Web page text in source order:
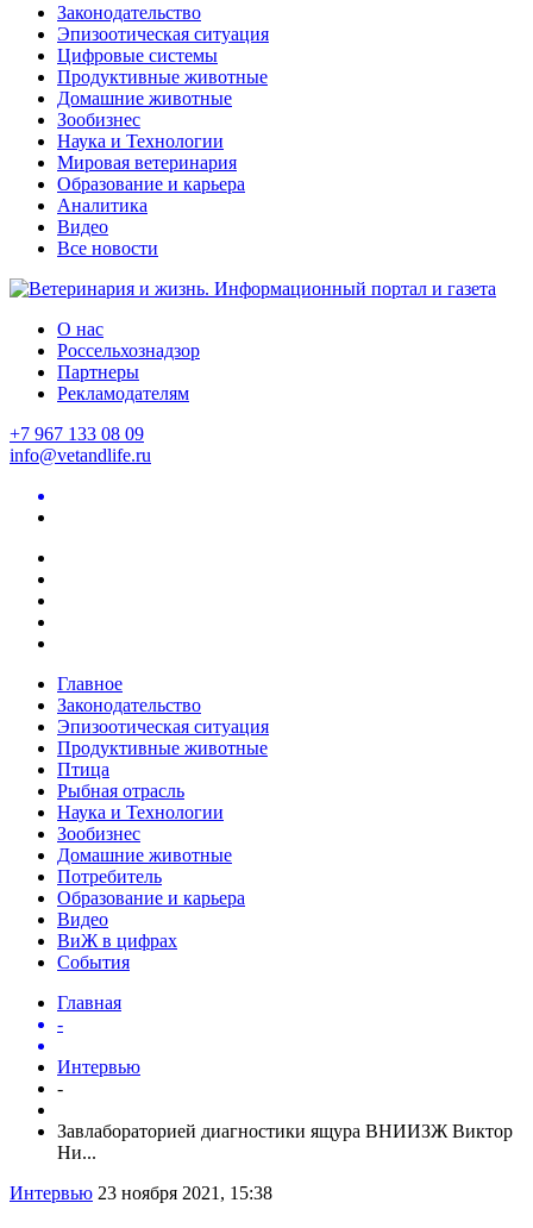
Законодательство
Эпизоотическая ситуация
Цифровые системы
Продуктивные животные
Домашние животные
Зообизнес
Наука и Технологии
Мировая ветеринария
Образование и карьера
Аналитика
Видео
Все новости
О нас
Россельхознадзор
Партнеры
Рекламодателям
+7 967 133 08 09
info@vetandlife.ru
Главное
Законодательство
Эпизоотическая ситуация
Продуктивные животные
Птица
Рыбная отрасль
Наука и Технологии
Зообизнес
Домашние животные
Потребитель
Образование и карьера
Видео
ВиЖ в цифрах
События
Главная
-
Интервью
-
Завлабораторией диагностики ящура ВНИИЗЖ Виктор
Ни...
Интервью 23 ноября 2021, 15:38